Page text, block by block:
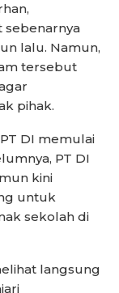
sebenarnya
lalu. Namun,
tersebut
pihak.
DI memulai
PT DI
kini
untuk
sekolah di
langsung